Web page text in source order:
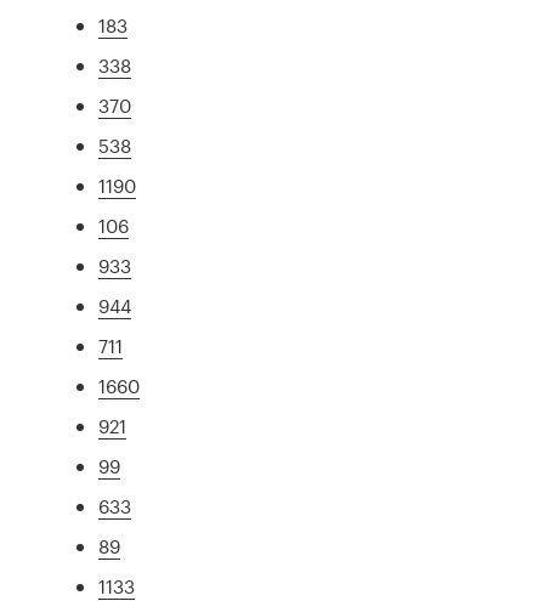
183
338
370
538
1190
106
933
944
711
1660
921
99
633
89
1133